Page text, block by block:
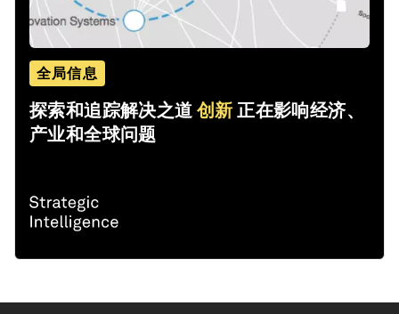
全局信息
探索和追踪解决之道 创新 正在影响经济、
产业和全球问题